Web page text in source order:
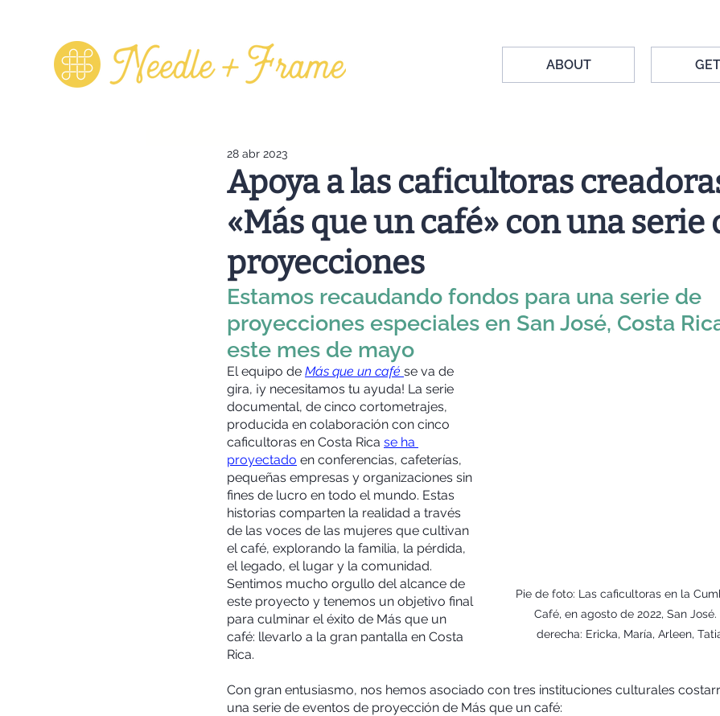
ABOUT
Apoya a las caficultoras
«Más que un café» con una serie
proyecciones
28 abr 2023
Estamos recaudando fondos para una serie de
proyecciones especiales en San José, Costa
este mes de mayo
Pie de foto: Las caficultoras en la
Café, en agosto de 2022, San
derecha: Ericka, María, Arleen,
El equipo de Más que un café se va de
gira, ¡y necesitamos tu ayuda! La serie
documental, de cinco cortometrajes,
producida en colaboración con cinco
caficultoras en Costa Rica se ha
proyectado en conferencias, cafeterías,
pequeñas empresas y organizaciones sin
fines de lucro en todo el mundo. Estas
historias comparten la realidad a través
de las voces de las mujeres que cultivan
el café, explorando la familia, la pérdida,
el legado, el lugar y la comunidad.
Sentimos mucho orgullo del alcance de
este proyecto y tenemos un objetivo final
para culminar el éxito de Más que un
café: llevarlo a la gran pantalla en Costa
Rica.
Con gran entusiasmo, nos hemos asociado con tres instituciones culturales
una serie de eventos de proyección de Más que un café: